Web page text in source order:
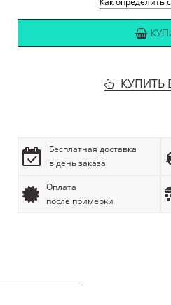
КУПИТЬ
Бесплатная доставка
в день заказа
Оплата
после примерки